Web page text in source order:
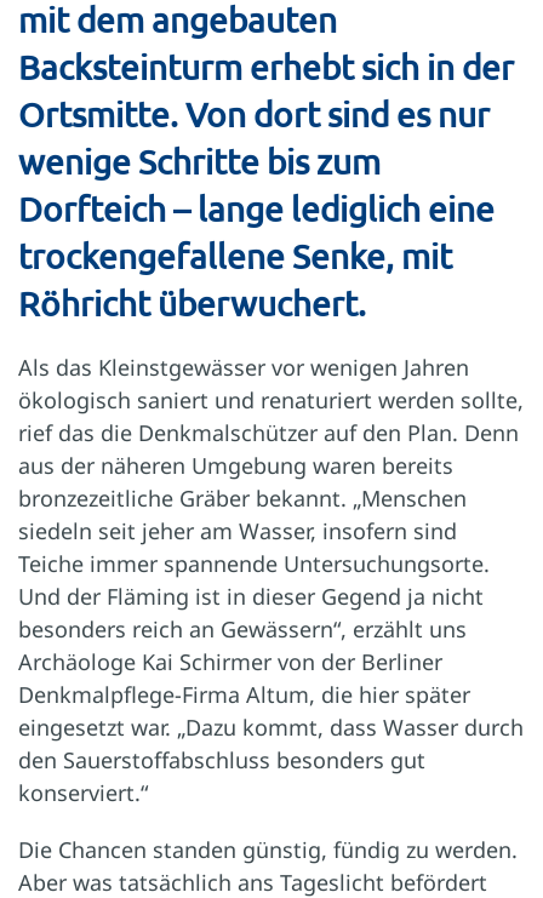
mit dem angebauten
Backsteinturm erhebt sich in der
Ortsmitte. Von dort sind es nur
wenige Schritte bis zum
Dorfteich – lange lediglich eine
trockengefallene Senke, mit
Röhricht überwuchert.
Als das Kleinstgewässer vor wenigen Jahren
ökologisch saniert und renaturiert werden sollte,
rief das die Denkmalschützer auf den Plan. Denn
aus der näheren Umgebung waren bereits
bronzezeitliche Gräber bekannt. „Menschen
siedeln seit jeher am Wasser, insofern sind
Teiche immer spannende Untersuchungsorte.
Und der Fläming ist in dieser Gegend ja nicht
besonders reich an Gewässern“, erzählt uns
Archäologe Kai Schirmer von der Berliner
Denkmalpflege-Firma Altum, die hier später
eingesetzt war. „Dazu kommt, dass Wasser durch
den Sauerstoffabschluss besonders gut
konserviert.“
Die Chancen standen günstig, fündig zu werden.
Aber was tatsächlich ans Tageslicht befördert